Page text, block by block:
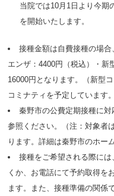
当院では10月1日より今期
を開始いたします。
接種金額は自費接種の場合
エンザ：4400円（税込）・新
16000円となります。（新型
コミナティを予定しています。
秦野市の公費定期接種に
参照ください。（注：対象者
ります。詳細は秦野市のホー
接種をご希望される際に
くか、お電話にて予約取得を
ます。また、接種準備の関係